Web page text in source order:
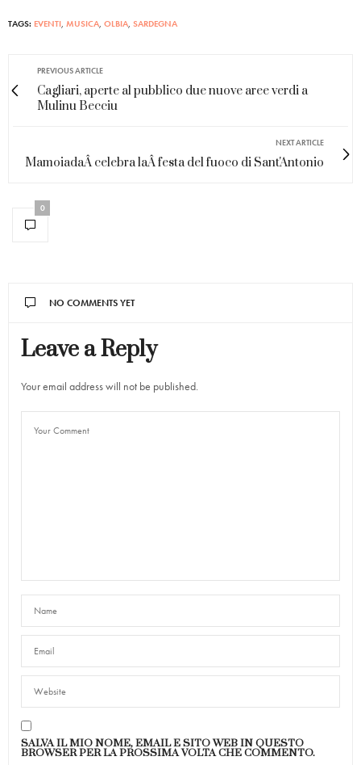
TAGS: EVENTI MUSICA OLBIA SARDEGNA
PREVIOUS ARTICLE
Cagliari, aperte al pubblico due nuove aree verdi a
Mulinu Becciu
NEXT ARTICLE
MamoiadaÂ celebra laÂ festa del fuoco di Sant'Antonio
0
NO COMMENTS YET
Leave a Reply
Your email address will not be published.
SALVA IL MIO NOME, EMAIL E SITO WEB IN QUESTO
BROWSER PER LA PROSSIMA VOLTA CHE COMMENTO.